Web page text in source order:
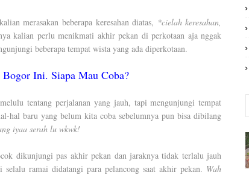
merasakan beberapa keresahan diatas, *cielah keresahan,
kalian perlu menikmati akhir pekan di perkotaan aja nggak
beberapa tempat wista yang ada diperkotaan.
Ini. Siapa Mau Coba?
tentang perjalanan yang jauh, tapi mengunjungi tempat
hal baru yang belum kita coba sebelumnya pun bisa dibilang
iyaa serah lu wkwk!
dikunjungi pas akhir pekan dan jaraknya tidak terlalu jauh
ramai didatangi para pelancong saat akhir pekan. Wah